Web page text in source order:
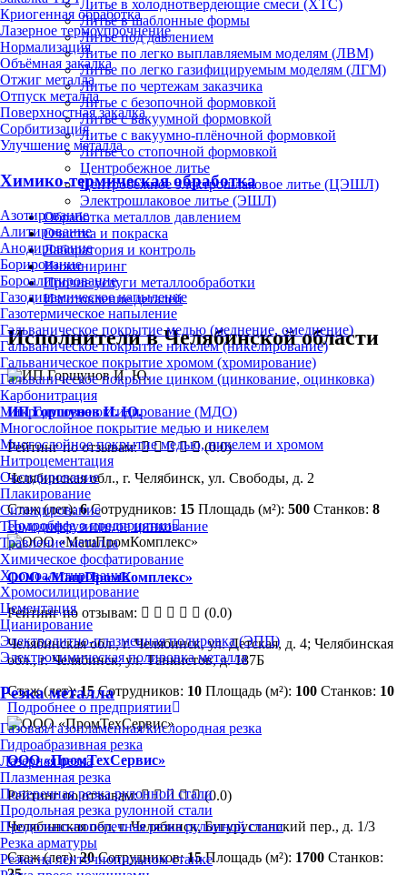
Криогенная обработка
Лазерное термоупрочнение
Нормализация
Объёмная закалка
Отжиг металла
Отпуск металла
Поверхностная закалка
Сорбитизация
Улучшение металла
Химико-термическая обработка
Азотирование
Алитирование
Анодирование
Борирование
Бороалитирование
Газодинамическое напыление
Газотермическое напыление
Гальваническое покрытие медью (меднение, омеднение)
Гальваническое покрытие никелем (никелирование)
Гальваническое покрытие хромом (хромирование)
Гальваническое покрытие цинком (цинкование, оцинковка)
Карбонитрация
Микродуговое оксидирование (МДО)
Многослойное покрытие медью и никелем
Многослойное покрытие медью, никелем и хромом
Нитроцементация
Оксидирование
Плакирование
Силицирование
Термодиффузионное цинкование
Травление металла
Химическое фосфатирование
Хромоалитирование
Хромосилицирование
Цементация
Цианирование
Электролитно-плазменная полировка (ЭПП)
Электрохимическая полировка металла
Резка металла
Газовая/газопламенная/кислородная резка
Гидроабразивная резка
Лазерная резка
Плазменная резка
Поперечная резка рулонной стали
Продольная резка рулонной стали
Продольно-поперечная резка рулонной стали
Резка арматуры
Резка на ленточнопильном станке
Литье в холоднотвердеющие смеси (ХТС)
Литье в шаблонные формы
Литье под давлением
Литье по легко выплавляемым моделям (ЛВМ)
Литье по легко газифицируемым моделям (ЛГМ)
Литье по чертежам заказчика
Литье с безопочной формовкой
Литье с вакуумной формовкой
Литье с вакуумно-плёночной формовкой
Литье со стопочной формовкой
Центробежное литье
Центробежное электрошлаковое литье (ЦЭШЛ)
Электрошлаковое литье (ЭШЛ)
Обработка металлов давлением
Очистка и покраска
Лаборатория и контроль
Инжиниринг
Прочие услуги металлообработки
Изготовление деталей
Исполнители в Челябинской области
ИП Горшунов И. Ю.
Рейтинг по отзывам:
(0.0)
Челябинская обл., г. Челябинск, ул. Свободы, д. 2
Стаж (лет):6 Сотрудников: 15 Площадь (м²): 500 Станков: 8
Подробнее о предприятии
ООО «МашПромКомплекс»
Рейтинг по отзывам:
(0.0)
Челябинская обл., г. Челябинск, ул. Детская, д. 4; Челябинская
обл., г. Челябинск, ул. Танкистов, д. 187Б
Стаж (лет):15 Сотрудников: 10 Площадь (м²): 100 Станков: 10
Подробнее о предприятии
ООО «ПромТехСервис»
Рейтинг по отзывам:
(0.0)
Челябинская обл, г. Челябинск, Бугурусланский пер., д. 1/3
Стаж (лет):20 Сотрудников:15 Площадь (м²): 1700 Станков: